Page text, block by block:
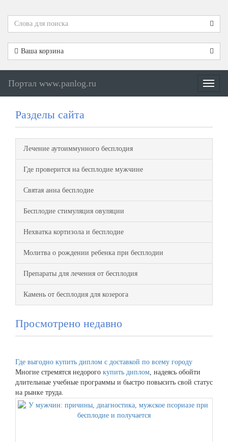
Ваша корзина
Меню
Портал www.panlog.ru
Разделы сайта
Лечение аутоиммунного бесплодия
Где проверится на бесплодие мужчине
Святая анна бесплодие
Бесплодие стимуляция овуляции
Нехватка кортизола и бесплодие
Молитва о рождении ребенка при бесплодии
Препараты для лечения от бесплодия
Камень от бесплодия для козерога
Просмотрено недавно
Где выгодно купить диплом с доставкой по всему городу
Многие стремятся недорого купить диплом, надеясь обойти
длительные учебные программы и быстро повысить свой статус
на рынке труда.